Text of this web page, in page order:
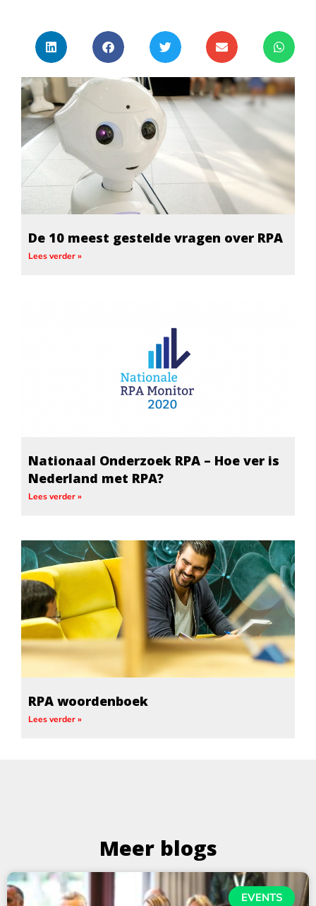
De 10 meest gestelde vragen over RPA
Lees verder »
Nationaal Onderzoek RPA – Hoe ver is
Nederland met RPA?
Lees verder »
RPA woordenboek
Lees verder »
Meer blogs
EVENTS